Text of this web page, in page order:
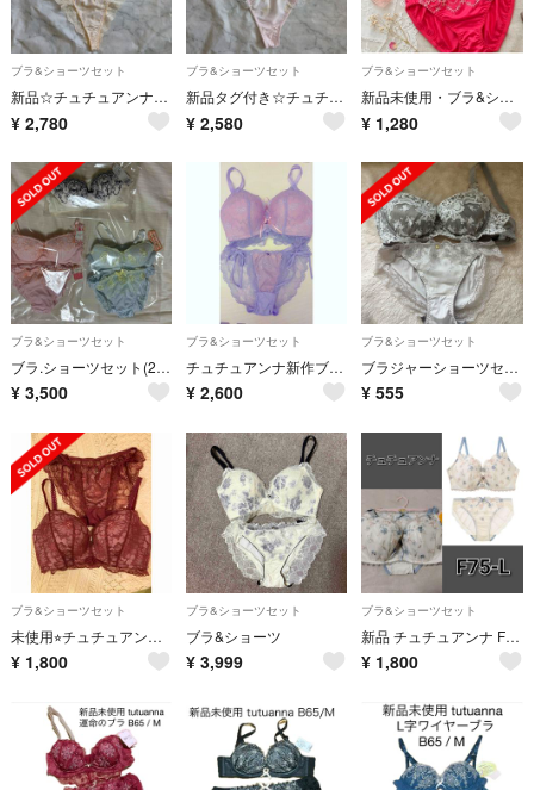
ブラ&ショーツセット
新品☆チュチュアンナC75ブラ＆Tショーツセット☆下着
¥ 2,780
ブラ&ショーツセット
新品タグ付き☆チュチュアンナC75ブラ＆Tショーツセット☆下着
¥ 2,580
ブラ&ショーツセット
新品未使用・ブラ&ショーツのセット・チュチュアンナ・赤
¥ 1,280
ブラ&ショーツセット
ブラ.ショーツセット(2組)、ブラ
¥ 3,500
ブラ&ショーツセット
チュチュアンナ新作ブラ&ショーツF65
¥ 2,600
ブラ&ショーツセット
ブラジャーショーツセット チュチュアンナ D70
¥ 555
ブラ&ショーツセット
未使用⭐︎チュチュアンナブラジャーE75ショーツLセットtutuanna
¥ 1,800
ブラ&ショーツセット
ブラ&ショーツ
¥ 3,999
ブラ&ショーツセット
新品 チュチュアンナ F75 永遠のブラ 大きな胸を小さく見せる ブラ&ショーツ
¥ 1,800